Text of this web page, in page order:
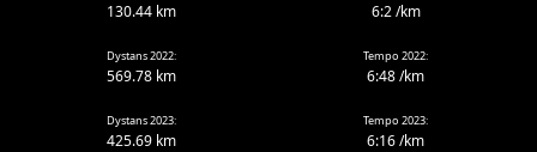
130.44 km 6:2 /km
Dystans 2022:
569.78 km
Tempo 2022:
6:48 /km
Dystans 2023:
425.69 km
Tempo 2023:
6:16 /km